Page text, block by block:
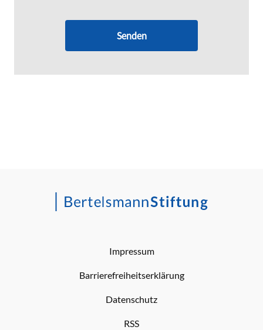
Senden
Impressum
Barrierefreiheitserklärung
Datenschutz
RSS